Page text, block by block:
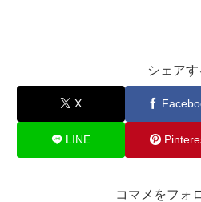
シェアす
X
LINE
コマメをフォ